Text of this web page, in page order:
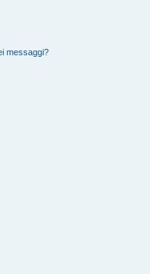
messaggi?